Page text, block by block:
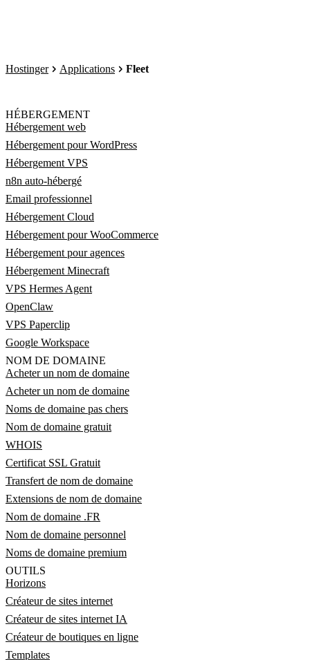
Hostinger Applications Fleet
HÉBERGEMENT
Hébergement web
Hébergement pour WordPress
Hébergement VPS
n8n auto-hébergé
Email professionnel
Hébergement Cloud
Hébergement pour WooCommerce
Hébergement pour agences
Hébergement Minecraft
VPS Hermes Agent
OpenClaw
VPS Paperclip
Google Workspace
NOM DE DOMAINE
Acheter un nom de domaine
Acheter un nom de domaine
Noms de domaine pas chers
Nom de domaine gratuit
WHOIS
Certificat SSL Gratuit
Transfert de nom de domaine
Extensions de nom de domaine
Nom de domaine .FR
Nom de domaine personnel
Noms de domaine premium
OUTILS
Horizons
Créateur de sites internet
Créateur de sites internet IA
Créateur de boutiques en ligne
Templates